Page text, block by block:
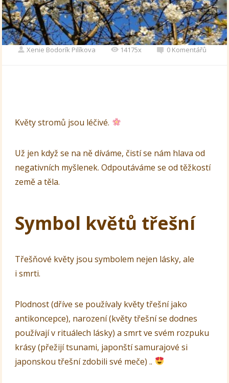
Xenie Bodorík Pilíkova 14175x 0 Komentářů
Květy stromů jsou léčivé.
Už jen když se na ně díváme, čistí se nám hlava od
negativních myšlenek. Odpoutáváme se od těžkostí
země a těla.
Symbol květů třešní
Třešňové květy jsou symbolem nejen lásky, ale
i smrti.
Plodnost (dříve se používaly květy třešní jako
antikoncepce), narození (květy třešní se dodnes
používají v rituálech lásky) a smrt ve svém rozpuku
krásy (přežijí tsunami, japonští samurajové si
japonskou třešní zdobili své meče) ..